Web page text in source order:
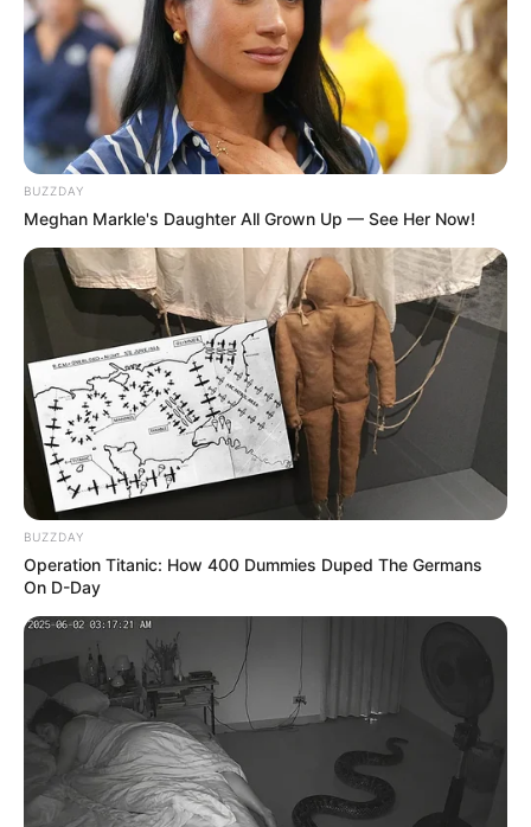
TAGS
ΘΑΝΑΤΟΣ
BUZZDAY
Meghan Markle's Daughter All Grown Up — See Her Now!
BUZZDAY
Operation Titanic: How 400 Dummies Duped The Germans
On D-Day